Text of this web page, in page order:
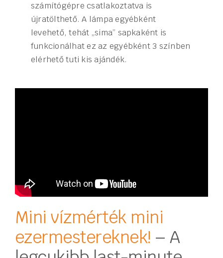
számítógépre csatlakoztatva is
újratölthető. A lámpa egyébként
levehető, tehát „sima” sapkaként is
funkcionálhat ez az egyébként 3 színben
elérhető tuti kis ajándék.
Mini vízmérték mini
ezermestereknek! – A